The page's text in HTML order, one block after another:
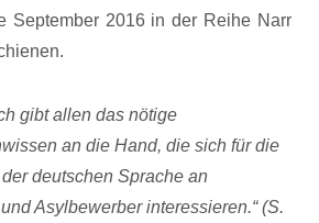
September 2016 in der Reihe Narr
gibt allen das nötige
an die Hand, die sich für die
deutschen Sprache an
Asylbewerber interessieren.“ (S.